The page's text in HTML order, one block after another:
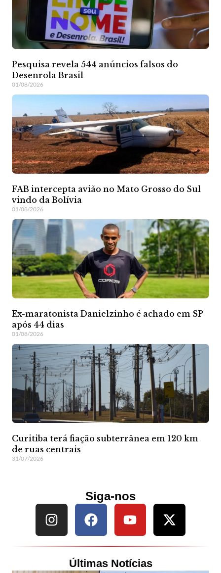
Pesquisa revela 544 anúncios falsos do
Desenrola Brasil
01/08/2026
FAB intercepta avião no Mato Grosso do Sul
vindo da Bolívia
01/08/2026
Ex-maratonista Danielzinho é achado em SP
após 44 dias
01/08/2026
Curitiba terá fiação subterrânea em 120 km
de ruas centrais
31/07/2026
Siga-nos
Últimas Notícias